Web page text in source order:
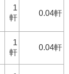
1
軒
0.04軒
1
軒
0.04軒